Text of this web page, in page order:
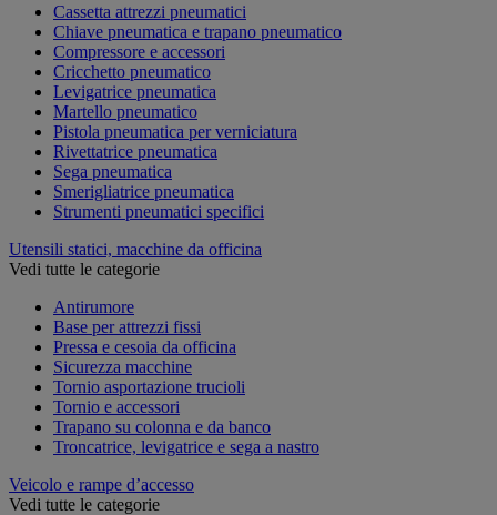
Cassetta attrezzi pneumatici
Chiave pneumatica e trapano pneumatico
Compressore e accessori
Cricchetto pneumatico
Levigatrice pneumatica
Martello pneumatico
Pistola pneumatica per verniciatura
Rivettatrice pneumatica
Sega pneumatica
Smerigliatrice pneumatica
Strumenti pneumatici specifici
Utensili statici, macchine da officina
Vedi tutte le categorie
Antirumore
Base per attrezzi fissi
Pressa e cesoia da officina
Sicurezza macchine
Tornio asportazione trucioli
Tornio e accessori
Trapano su colonna e da banco
Troncatrice, levigatrice e sega a nastro
Veicolo e rampe d’accesso
Vedi tutte le categorie